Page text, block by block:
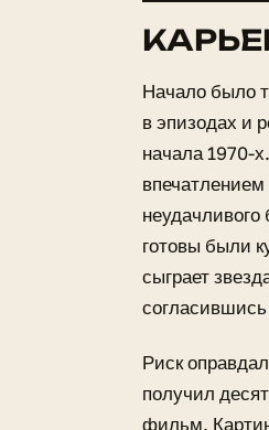
Начало было
в эпизодах и
начала 1970-
впечатлением
готовы были
сыграет
Риск
получил
фильм.